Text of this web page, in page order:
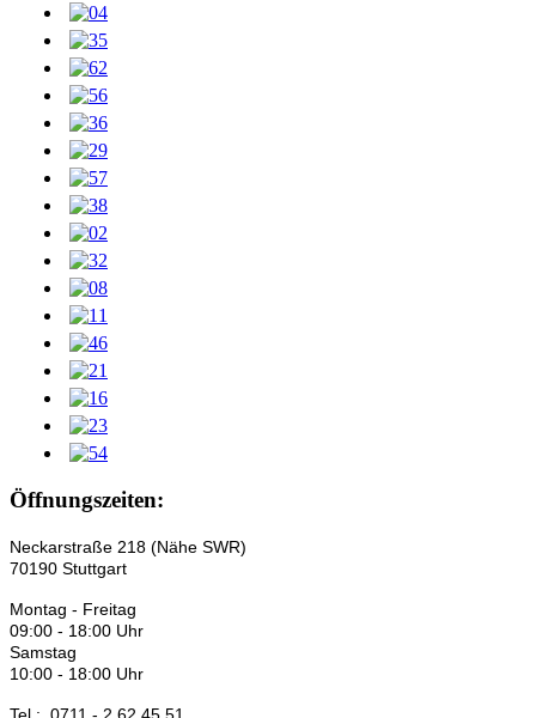
Öffnungszeiten:
Neckarstraße 218 (Nähe SWR)
70190 Stuttgart
Montag - Freitag
09:00 - 18:00 Uhr
Samstag
10:00 - 18:00 Uhr